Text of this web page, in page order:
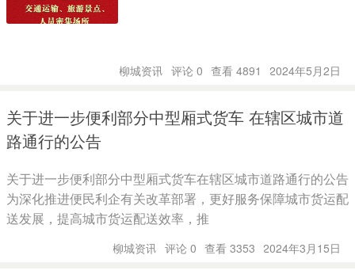
柳城资讯 评论 0 查看 4891 2024年5月2日
关于进一步便利部分中型厢式货车 在辖区城市道
路通行的公告
关于进一步便利部分中型厢式货车在辖区城市道路通行的公告
为深化推进便民利企有关改革部署，更好服务保障城市货运配
送发展，提高城市货运配送效率，推
柳城资讯 评论 0 查看 3353 2024年3月15日